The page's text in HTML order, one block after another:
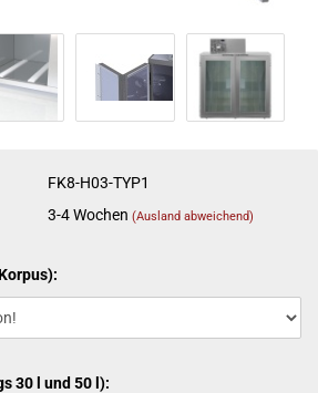
FK8-H03-TYP1
3-4 Wochen(Ausland abweichend)
30 l und 50 l):